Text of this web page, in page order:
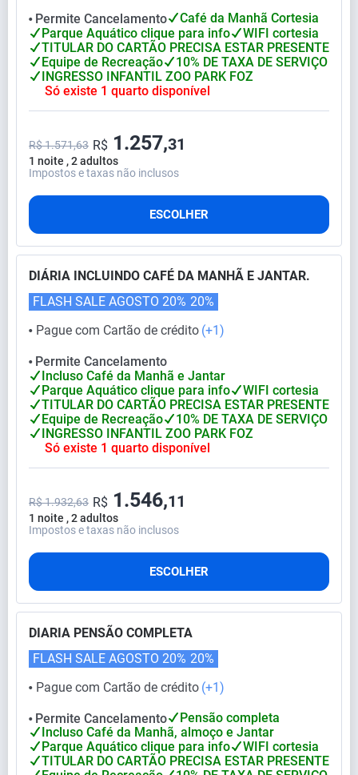
⬤ Permite Cancelamento
Café da Manhã Cortesia
Parque Aquático clique para info
WIFI cortesia
TITULAR DO CARTÃO PRECISA ESTAR PRESENTE
Equipe de Recreação
10% DE TAXA DE SERVIÇO
INGRESSO INFANTIL ZOO PARK FOZ
Só existe 1 quarto disponível
1 noite , 2 adultos
R$ 1.571,63 R$ 1.257,31
Impostos e taxas não inclusos
ESCOLHER
DIÁRIA INCLUINDO CAFÉ DA MANHÃ E JANTAR.
⬤ Pague com Cartão de crédito (+1)
FLASH SALE AGOSTO 20% 20%
⬤
Permite Cancelamento
Incluso Café da Manhã e Jantar
Parque Aquático clique para info
WIFI cortesia
TITULAR DO CARTÃO PRECISA ESTAR PRESENTE
Equipe de Recreação
10% DE TAXA DE SERVIÇO
INGRESSO INFANTIL ZOO PARK FOZ
Só existe 1 quarto disponível
1 noite , 2 adultos
R$ 1.932,63 R$ 1.546,11
Impostos e taxas não inclusos
ESCOLHER
DIARIA PENSÃO COMPLETA
⬤ Pague com Cartão de crédito (+1)
FLASH SALE AGOSTO 20% 20%
⬤ Permite Cancelamento
Pensão completa
Incluso Café da Manhã, almoço e Jantar
Parque Aquático clique para info
WIFI cortesia
TITULAR DO CARTÃO PRECISA ESTAR PRESENTE